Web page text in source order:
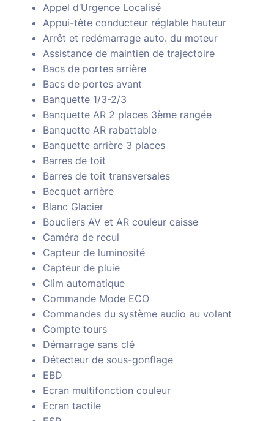
Appel d’Urgence Localisé
Appui-tête conducteur réglable hauteur
Arrêt et redémarrage auto. du moteur
Assistance de maintien de trajectoire
Bacs de portes arrière
Bacs de portes avant
Banquette 1/3-2/3
Banquette AR 2 places 3ème rangée
Banquette AR rabattable
Banquette arrière 3 places
Barres de toit
Barres de toit transversales
Becquet arrière
Blanc Glacier
Boucliers AV et AR couleur caisse
Caméra de recul
Capteur de luminosité
Capteur de pluie
Clim automatique
Commande Mode ECO
Commandes du système audio au volant
Compte tours
Démarrage sans clé
Détecteur de sous-gonflage
EBD
Ecran multifonction couleur
Ecran tactile